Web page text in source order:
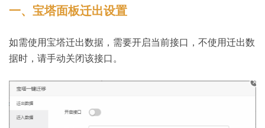
一、宝塔面板迁出设置
如需使用宝塔迁出数据，需要开启当前接口，不使用迁出数
据时，请手动关闭该接口。